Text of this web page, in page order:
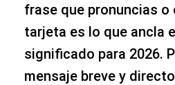
frase que pronuncias o
tarjeta es lo que ancla
significado para 2026.
mensaje breve y